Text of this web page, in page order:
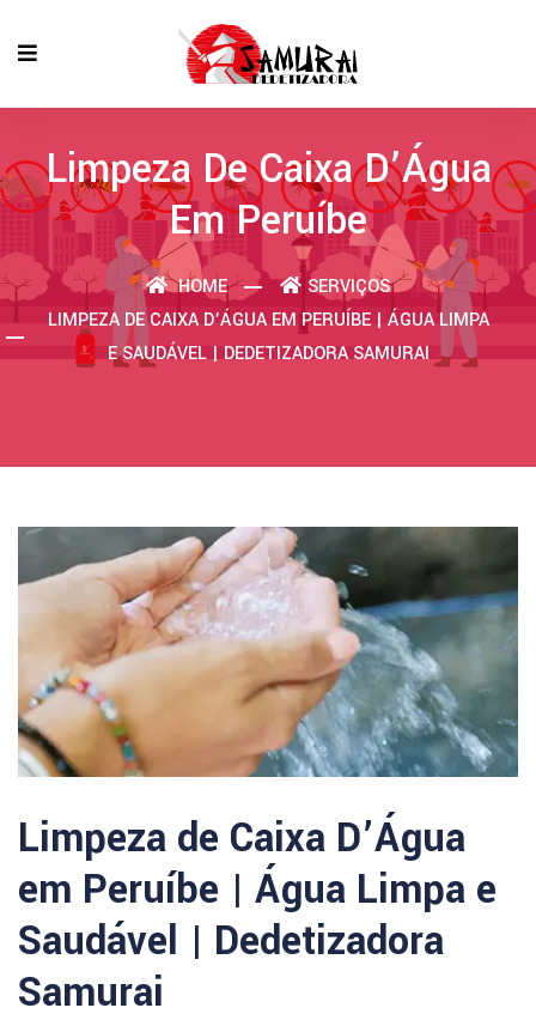
Limpeza De Caixa D’Água
Em Peruíbe
HOME
SERVIÇOS
LIMPEZA DE CAIXA D’ÁGUA EM PERUÍBE | ÁGUA LIMPA
E SAUDÁVEL | DEDETIZADORA SAMURAI
Limpeza de Caixa D’Água
em Peruíbe | Água Limpa e
Saudável | Dedetizadora
Samurai